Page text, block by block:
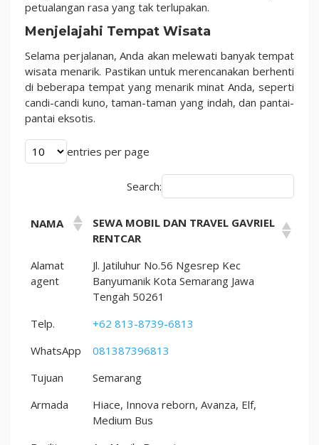
petualangan rasa yang tak terlupakan.
Menjelajahi Tempat Wisata
Selama perjalanan, Anda akan melewati banyak tempat
wisata menarik. Pastikan untuk merencanakan berhenti
di beberapa tempat yang menarik minat Anda, seperti
candi-candi kuno, taman-taman yang indah, dan pantai-
pantai eksotis.
entries per page
Search:
NAMA
SEWA MOBIL DAN TRAVEL GAVRIEL
RENTCAR
Alamat
agent
Jl. Jatiluhur No.56 Ngesrep Kec
Banyumanik Kota Semarang Jawa
Tengah 50261
Telp.
+62 813-8739-6813
WhatsApp
081387396813
Tujuan
Semarang
Armada
Hiace, Innova reborn, Avanza, Elf,
Medium Bus